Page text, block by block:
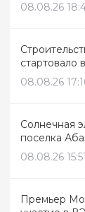
08.08.26
стартовало
08.08.26
Солнечная
поселка
08.08.26 15:51
Премьер